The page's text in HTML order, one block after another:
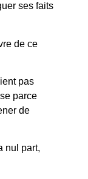
ses faits
de ce
pas
parce
de
nul part,